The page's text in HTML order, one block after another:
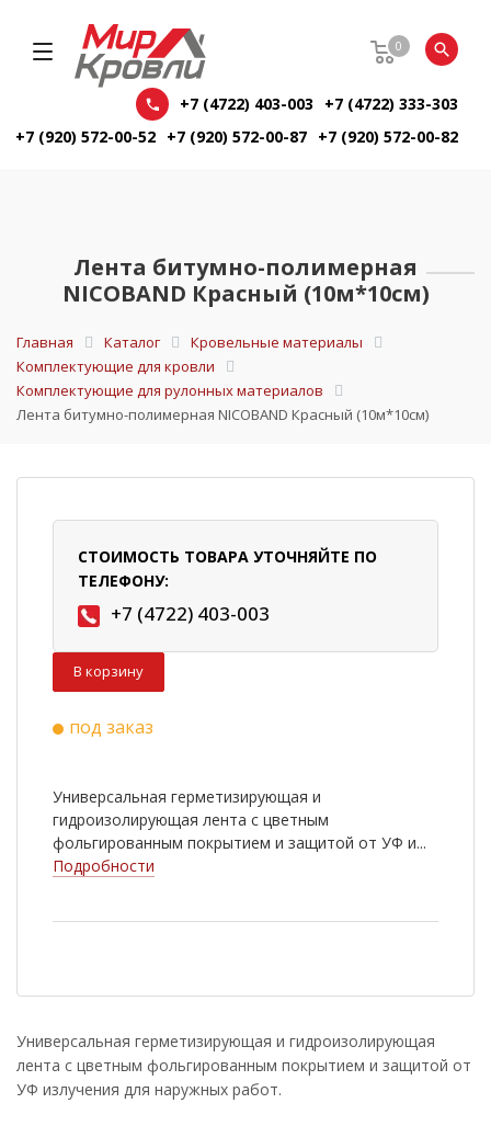
0
+7 (4722) 403-003
+7 (4722) 333-303
+7 (920) 572-00-52 +7 (920) 572-00-87 +7 (920) 572-00-82
Лента битумно-полимерная
NICOBAND Красный (10м*10см)
Главная Каталог
Кровельные материалы
Комплектующие для кровли
Комплектующие для рулонных материалов
Лента битумно-полимерная NICOBAND Красный (10м*10см)
СТОИМОСТЬ ТОВАРА УТОЧНЯЙТЕ ПО
ТЕЛЕФОНУ:
+7 (4722) 403-003
В корзину
под заказ
Универсальная герметизирующая и
гидроизолирующая лента с цветным
фольгированным покрытием и защитой от УФ и...
Подробности
Универсальная герметизирующая и гидроизолирующая
лента с цветным фольгированным покрытием и защитой от
УФ излучения для наружных работ.